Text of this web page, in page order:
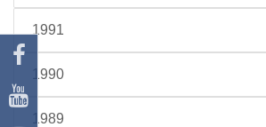
1991
1990
1989